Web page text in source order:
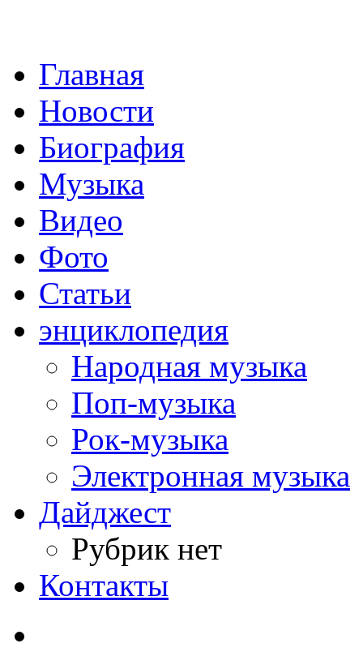
Главная
Новости
Биография
Музыка
Видео
Фото
Статьи
энциклопедия
Народная музыка
Поп-музыка
Рок-музыка
Электронная музыка
Дайджест
Рубрик нет
Контакты